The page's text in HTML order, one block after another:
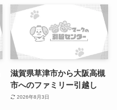
滋賀県草津市から大阪高槻
市へのファミリー引越し
2026年8月3日